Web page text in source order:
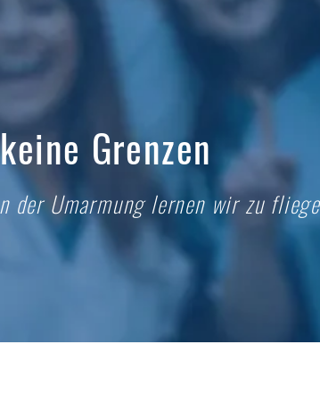
Grenzen
der Umarmung lernen wir zu